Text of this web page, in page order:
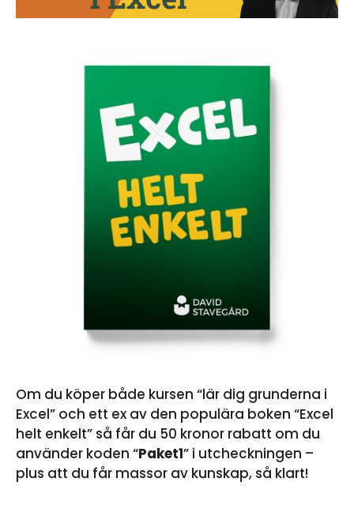
Om du köper både kursen “lär dig grunderna i
Excel” och ett ex av den populära boken “Excel
helt enkelt” så får du 50 kronor rabatt om du
använder koden “Paket1” i utcheckningen –
plus att du får massor av kunskap, så klart!